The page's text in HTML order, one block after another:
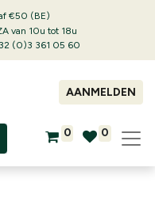
€50 (BE)
van 10u tot 18u
(0)3 361 05 60
AANMELDEN
0 0